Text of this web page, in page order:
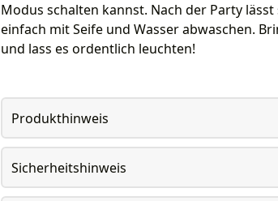
Modus schalten kannst. Nach der Party lässt
einfach mit Seife und Wasser abwaschen.
und lass es ordentlich leuchten!
Produkthinweis
Sicherheitshinweis